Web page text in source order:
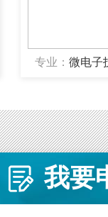
专业： 微电子
我要